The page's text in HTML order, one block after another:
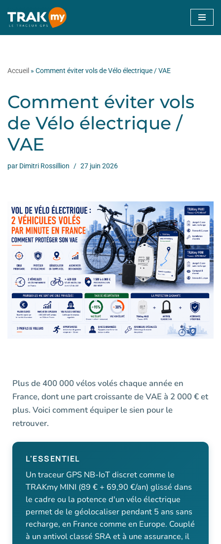
Aller
Accueil » Comment éviter vols de Vélo électrique / VAE
Comment éviter vols
de Vélo électrique /
VAE
par Dimitri Rossillion 27 juin 2026
Plus de 400 000 vélos volés chaque année en
France, dont une part croissante de VAE à 2 000 € et
plus. Voici comment équiper le sien pour le
retrouver.
L'ESSENTIEL
Un traceur GPS NB-IoT discret comme le
TRAKmy MINI (89 € + 69,90 €/an) glissé dans
le cadre ou la potence d'un vélo électrique
permet de le géolocaliser pendant 5 ans sans
recharge, en France comme en Europe. Couplé
à un antivol classé SRA et à une assurance, il